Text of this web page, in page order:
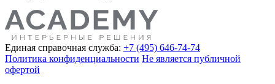
Единая справочная служба: +7 (495) 646-74-74
Политика конфиденциальности Не является публичной
офертой